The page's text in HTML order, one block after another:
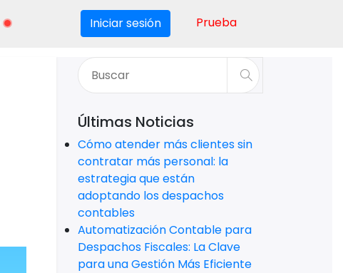
Iniciar sesión Prueba
Últimas Noticias
Cómo atender más clientes sin
contratar más personal: la
estrategia que están
adoptando los despachos
contables
Automatización Contable para
Despachos Fiscales: La Clave
para una Gestión Más Eficiente